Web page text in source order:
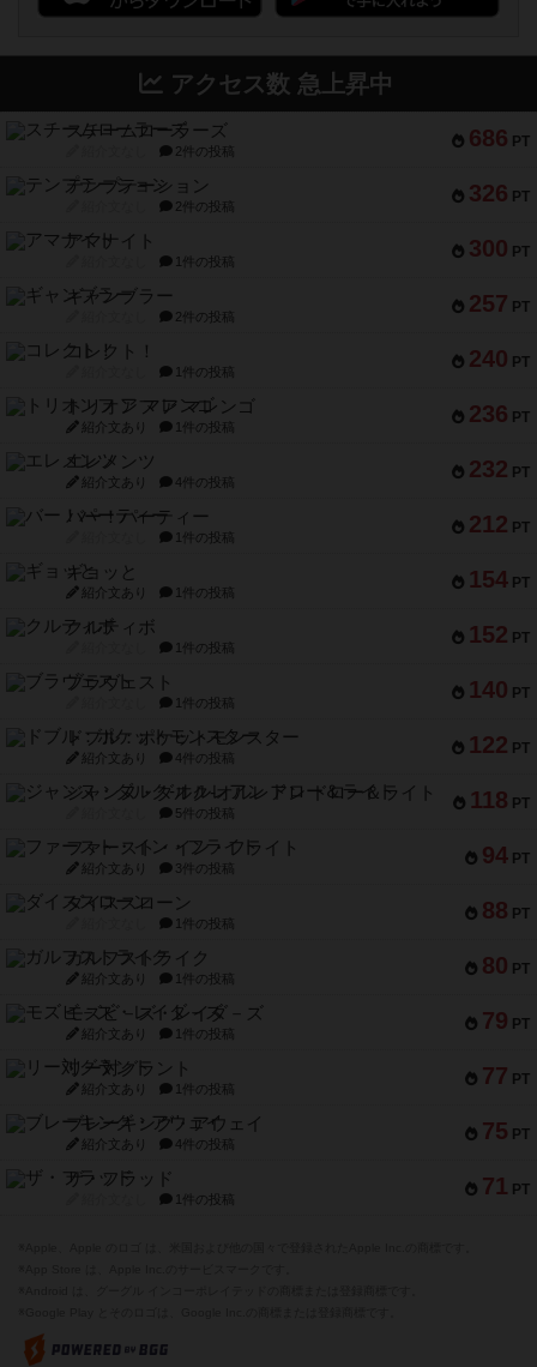
アクセス数 急上昇中
686 PT
スチームローラーズ
2件の投稿
326 PT
テンプテーション
2件の投稿
300 PT
アマナイト
1件の投稿
257 PT
ギャンブラー
2件の投稿
240 PT
コレクト！
1件の投稿
236 PT
トリオンフ ア マレンゴ
紹介文あり 1件の投稿
232 PT
エレメンツ
紹介文あり 4件の投稿
212 PT
バー！パーティー
1件の投稿
154 PT
ギョッと
紹介文あり 1件の投稿
152 PT
クルティボ
1件の投稿
140 PT
ブラヴェスト
1件の投稿
122 PT
ドブル：ポケットモンスター
紹介文あり 4件の投稿
118 PT
ジャンヌ・ダルク-オルレアン ドロー＆ライト
5件の投稿
94 PT
ファースト・イン・フライト
紹介文あり 3件の投稿
88 PT
ダイススローン
1件の投稿
80 PT
ガルフストライク
紹介文あり 1件の投稿
79 PT
モズビ－ズ・レイダ－ズ
紹介文あり 1件の投稿
77 PT
リー対グラント
紹介文あり 1件の投稿
75 PT
ブレーキング・アウェイ
紹介文あり 4件の投稿
71 PT
ザ・フラッド
1件の投稿